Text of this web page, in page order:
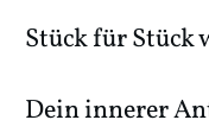
Stück für Stück
Dein innerer